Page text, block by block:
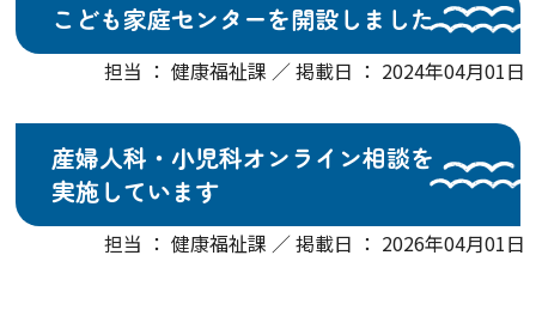
こども家庭センターを開設しました
担当 ： 健康福祉課 ／ 掲載日 ： 2024年04月01日
産婦人科・小児科オンライン相談を
実施しています
担当 ： 健康福祉課 ／ 掲載日 ： 2026年04月01日